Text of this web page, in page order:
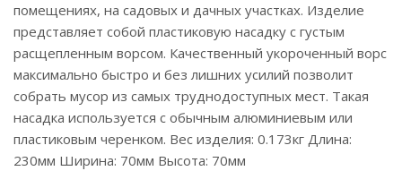
помещениях, на садовых и дачных участках. Изделие
представляет собой пластиковую насадку с густым
расщепленным ворсом. Качественный укороченный ворс
максимально быстро и без лишних усилий позволит
собрать мусор из самых труднодоступных мест. Такая
насадка используется с обычным алюминиевым или
пластиковым черенком. Вес изделия: 0.173кг Длина:
230мм Ширина: 70мм Высота: 70мм